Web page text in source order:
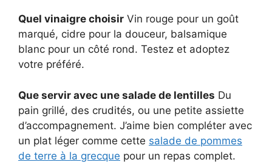
Quel vinaigre choisir Vin rouge pour un goût
marqué, cidre pour la douceur, balsamique
blanc pour un côté rond. Testez et adoptez
votre préféré.
Que servir avec une salade de lentilles Du
pain grillé, des crudités, ou une petite assiette
d’accompagnement. J’aime bien compléter avec
un plat léger comme cette salade de pommes
de terre à la grecque pour un repas complet.